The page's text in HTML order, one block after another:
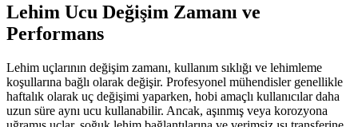
Lehim Ucu Değişim Zamanı ve
Performans
Lehim uçlarının değişim zamanı, kullanım sıklığı ve lehimleme
koşullarına bağlı olarak değişir. Profesyonel mühendisler genellikle
haftalık olarak uç değişimi yaparken, hobi amaçlı kullanıcılar daha
uzun süre aynı ucu kullanabilir. Ancak, aşınmış veya korozyona